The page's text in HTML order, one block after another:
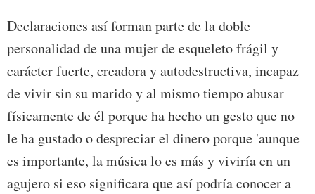
Declaraciones así forman parte de la doble
personalidad de una mujer de esqueleto frágil y
carácter fuerte, creadora y autodestructiva, incapaz
de vivir sin su marido y al mismo tiempo abusar
físicamente de él porque ha hecho un gesto que no
le ha gustado o despreciar el dinero porque 'aunque
es importante, la música lo es más y viviría en un
agujero si eso significara que así podría conocer a